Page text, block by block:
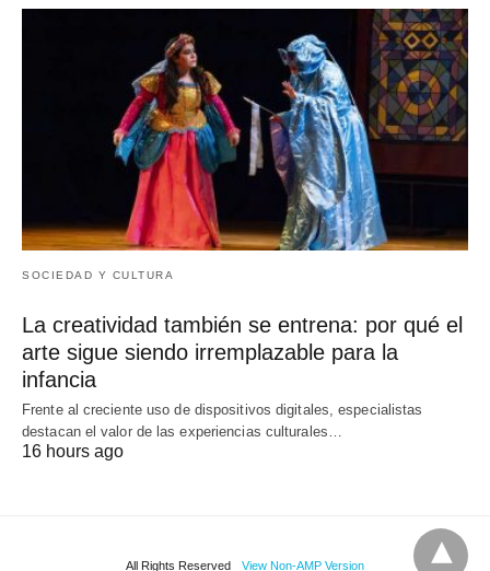
SOCIEDAD Y CULTURA
La creatividad también se entrena: por qué el
arte sigue siendo irremplazable para la
infancia
Frente al creciente uso de dispositivos digitales, especialistas
destacan el valor de las experiencias culturales…
16 hours ago
All Rights Reserved View Non-AMP Version